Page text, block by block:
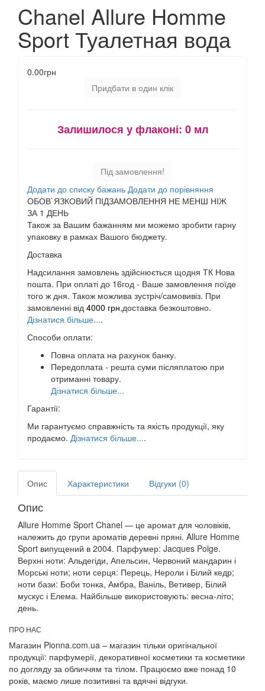
Chanel Allure Homme
Sport Туалетная вода
0.00грн
Придбати в один клік
Залишилося у флаконі: 0 мл
Під замовлення!
Додати до списку бажань Додати до порівняння
ОБОВ`ЯЗКОВИЙ ПІДЗАМОВЛЕННЯ НЕ МЕНШ НІЖ
ЗА 1 ДЕНЬ
Також за Вашим бажанням ми можемо зробити гарну
упаковку в рамках Вашого бюджету.
Доставка
Надсилання замовлень здійснюється щодня ТК Нова
пошта. При оплаті до 16год - Ваше замовлення поїде
того ж дня. Також можлива зустріч/самовивіз. При
замовленні від 4000 грн,доставка безкоштовно.
Дізнатися більше....
Способи оплати:
Повна оплата на рахунок банку.
Передоплата - решта суми післяплатою при
отриманні товару.
Дізнатися більше...
Гарантії:
Ми гарантуємо справжність та якість продукції, яку
продаємо. Дізнатися більше....
Опис Характеристики Відгуки (0)
Опис
Allure Homme Sport Chanel — це аромат для чоловіків,
належить до групи ароматів деревні пряні. Allure Homme
Sport випущений в 2004. Парфумер: Jacques Polge.
Верхні ноти: Альдегіди, Апельсин, Червоний мандарин і
Морські ноти; ноти серця: Перець, Нероли і Білий кедр;
ноти бази: Боби тонка, Амбра, Ваніль, Ветивер, Білий
мускус і Елема. Найбільше використовують: весна-літо;
день.
ПРО НАС
Магазин Pionna.com.ua – магазин тільки оригінальної
продукції: парфумерії, декоративної косметики та косметики
по догляду за обличчям та тілом. Працюємо вже понад 10
років, маємо лише позитивні та вдячні відгуки.